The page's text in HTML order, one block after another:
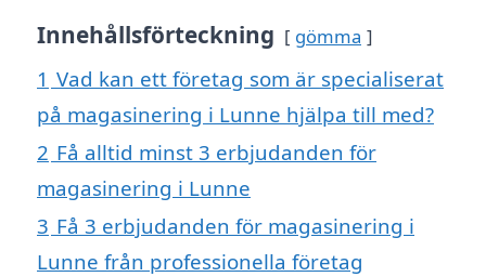
Innehållsförteckning gömma
1 Vad kan ett företag som är specialiserat
på magasinering i Lunne hjälpa till med?
2 Få alltid minst 3 erbjudanden för
magasinering i Lunne
3 Få 3 erbjudanden för magasinering i
Lunne från professionella företag